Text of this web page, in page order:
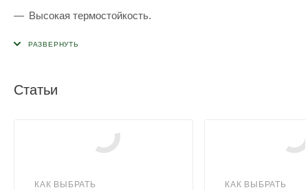
Высокая термостойкость.
Статьи
КАК ВЫБРАТЬ
КАК ВЫБРАТЬ